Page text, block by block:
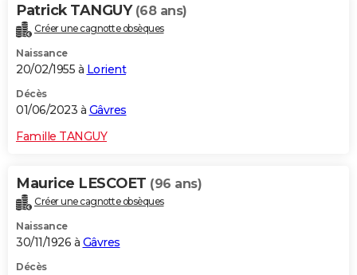
Patrick TANGUY (68 ans)
Créer une cagnotte obsèques
Naissance
20/02/1955 à Lorient
Décès
01/06/2023 à Gâvres
Famille TANGUY
Maurice LESCOET (96 ans)
Créer une cagnotte obsèques
Naissance
30/11/1926 à Gâvres
Décès